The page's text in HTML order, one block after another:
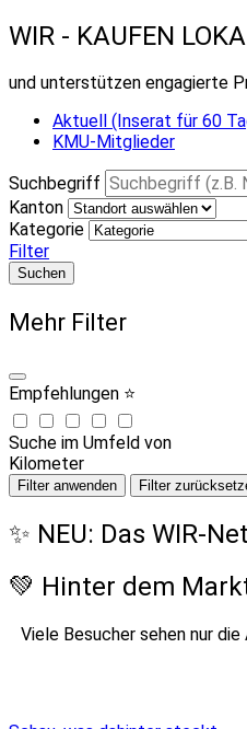
WIR - KAUFEN
und unterstützen engagierte
Aktuell (Inserat für 60
KMU-Mitglieder
Suchbegriff
Kanton
Kategorie
Filter
Suchen
Mehr Filter
Empfehlungen ⭐
Suche im Umfeld von
Kilometer
Filter anwenden Filter
✨ NEU: Das WIR-
💚 Hinter dem
Viele Besucher sehen nur